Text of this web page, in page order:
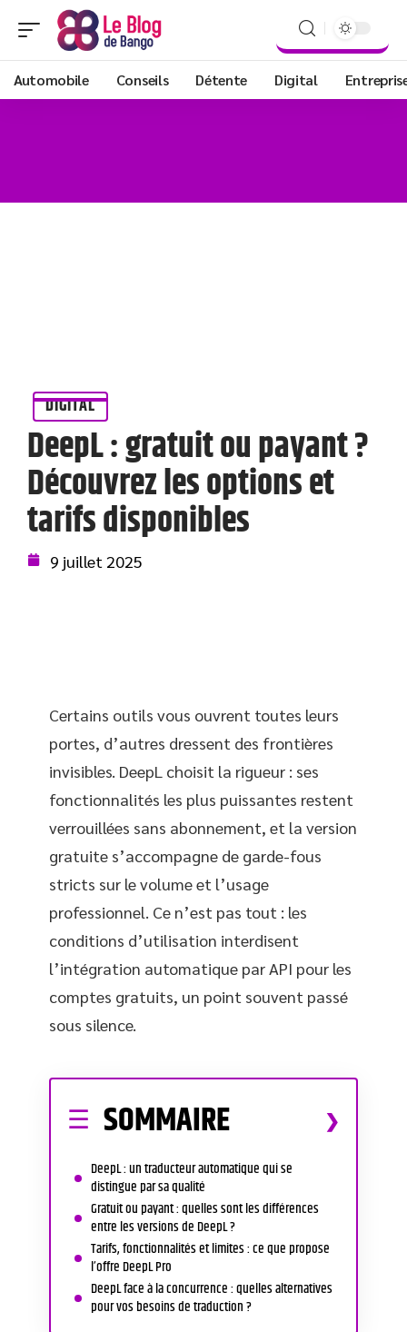
Automobile Conseils Détente Digital
DIGITAL
DeepL : gratuit ou payant ?
Découvrez les options et
tarifs disponibles
9 juillet 2025
Certains outils vous ouvrent toutes leurs
portes, d’autres dressent des frontières
invisibles. DeepL choisit la rigueur : ses
fonctionnalités les plus puissantes restent
verrouillées sans abonnement, et la version
gratuite s’accompagne de garde-fous
stricts sur le volume et l’usage
professionnel. Ce n’est pas tout : les
conditions d’utilisation interdisent
l’intégration automatique par API pour les
comptes gratuits, un point souvent passé
sous silence.
SOMMAIRE
DeepL : un traducteur automatique qui se
distingue par sa qualité
Gratuit ou payant : quelles sont les différences
entre les versions de DeepL ?
Tarifs, fonctionnalités et limites : ce que propose
l’offre DeepL Pro
DeepL face à la concurrence : quelles alternatives
pour vos besoins de traduction ?